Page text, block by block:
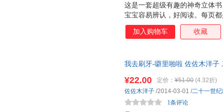
这是一套超级有趣的神奇立体
宝宝容易辨认，好阅读。每页
张诱人，而且采用了一些局部
面，让人看到图画内部的东西
小插页，图案可以根据翻和不
次重复着生活场景，加强宝宝
能力 2. 建立宝宝良好的行为习
加入购物车 收藏
我去刷牙-噼里啪啦 佐佐木洋子
¥22.00 定价： ¥51.00 (4.32折)
1条评论
佐佐木洋子 /2014-03-01 /二十一世